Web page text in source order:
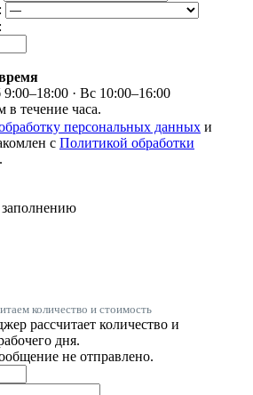
· Вс 10:00–16:00
течение часа.
персональных данных и
с Политикой обработки
.
заполнению
количество и стоимость
рассчитает количество и
дня.
не отправлено.